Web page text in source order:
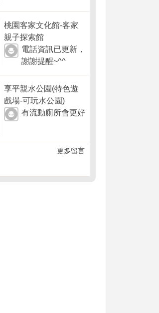
桃園客家文化館-客家
親子探索館
電話資訊已更新，
謝謝提醒~^^
享平親水公園(特色遊
戲場-可玩水公園)
有流動廁所會更好
更多留言